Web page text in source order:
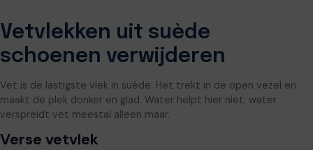
Vetvlekken uit suède
schoenen verwijderen
Vet is de lastigste vlek in suède. Het trekt in de open vezel en
maakt de plek donker en glad. Water helpt hier niet; water
verspreidt vet meestal alleen maar.
Verse vetvlek